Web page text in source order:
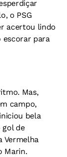
o PSG
acertou lindo
escorar para
Mas,
campo,
bela
gol de
Vermelha
Marin.